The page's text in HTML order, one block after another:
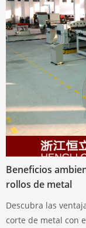
Beneficios
rollos de metal
Descubra las
corte de metal con